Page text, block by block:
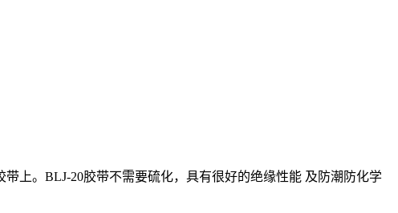
上。BLJ-20胶带不需要硫化，具有很好的绝缘性能 及防潮防化学